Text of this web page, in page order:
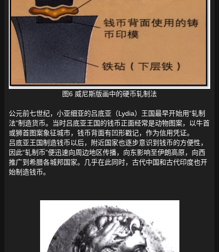
图6 威尼斯版画中的硬币轧制法
公元前七世纪，小亚细亚的吕底亚（Lydia）王国最早开始用“轧制
法”制造货币。当时吕底亚王国的钱币正面经常是动物图案，以牛首
或狮首图案象征城市，钱币背面有凹形戳记，作为信用凭证。
吕底亚王国制造钱币以后，附近国家也逐步意识到钱币的方便性，
因此“轧制币”便迅速向周边地区传播，向东影响至伊朗高原，向西
推广到希腊各城邦国家。几乎在此同时，古代中国和古代印度也开
始制造钱币。